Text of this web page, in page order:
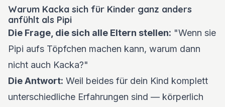
Warum Kacka sich für Kinder ganz anders
anfühlt als Pipi
Die Frage, die sich alle Eltern stellen: "Wenn sie
Pipi aufs Töpfchen machen kann, warum dann
nicht auch Kacka?"
Die Antwort: Weil beides für dein Kind komplett
unterschiedliche Erfahrungen sind — körperlich